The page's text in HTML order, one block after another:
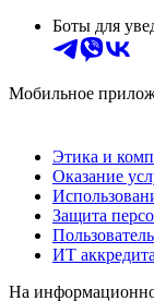
Боты для
Мобильное
Этика и
Оказание
Защита
ИТ
На